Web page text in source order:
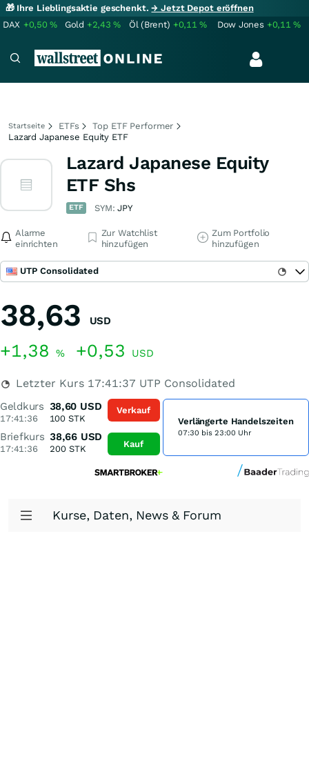
🎁 Ihre Lieblingsaktie geschenkt.→ Jetzt Depot eröffnen
DAX +0,50% Gold +2,43% Öl (Brent) +0,11% Dow Jones +0,11%
Startseite ETFs
Top ETF Performer
Lazard Japanese Equity ETF
Lazard Japanese Equity
ETF Shs
ETF SYM:JPY
Alarme
einrichten
Zur Watchlist
hinzufügen
Zum Portfolio
hinzufügen
UTP Consolidated
38,63 USD
+1,38 % +0,53 USD
Letzter Kurs 17:41:37 UTP Consolidated
Geldkurs
17:41:36
38,60 USD
100 STK
Briefkurs
17:41:36
38,66 USD
200STK
Verkauf
Kauf
Verlängerte Handelszeiten
07:30 bis 23:00 Uhr
Kurse, Daten, News & Forum